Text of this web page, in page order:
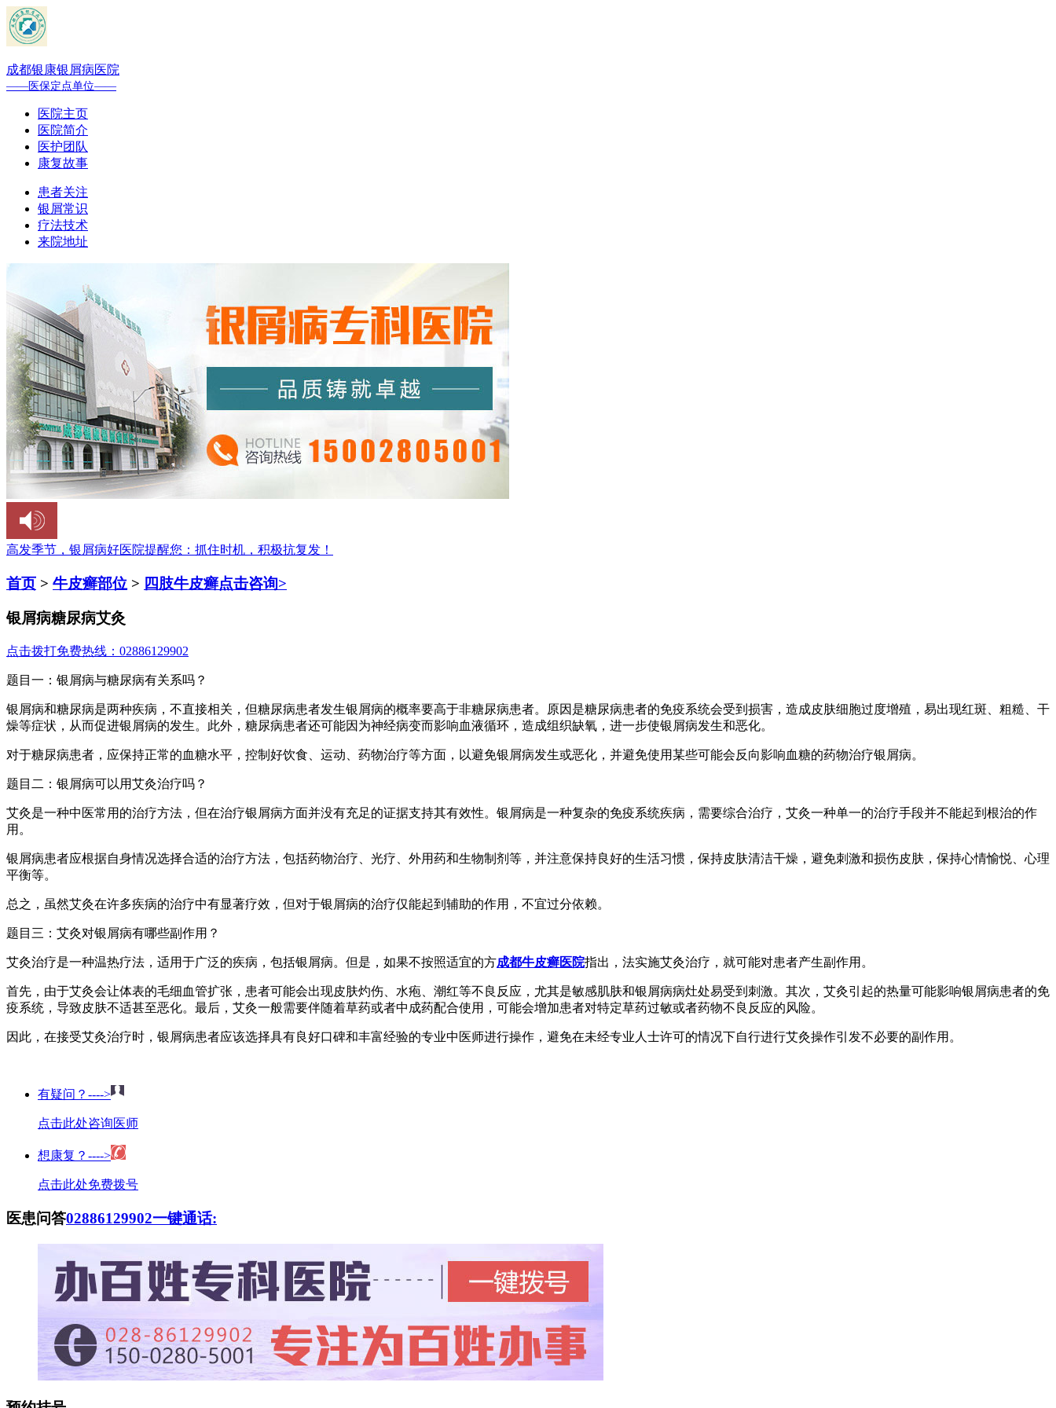
成都银康银屑病医院
——医保定点单位——
医院主页
医院简介
医护团队
康复故事
患者关注
银屑常识
疗法技术
来院地址
高发季节，银屑病好医院提醒您： 抓住时机，积极抗复发！
首页 > 牛皮癣部位 > 四肢牛皮癣点击咨询>
银屑病糖尿病艾灸
点击拨打免费热线：02886129902
题目一：银屑病与糖尿病有关系吗？
银屑病和糖尿病是两种疾病，不直接相关，但糖尿病患者发生银屑病的概率要高于非糖尿病患者。原因是糖尿病患者的免疫系统会受到损害，造成皮肤细胞过度增殖，易出现红斑、粗糙、干
燥等症状，从而促进银屑病的发生。此外，糖尿病患者还可能因为神经病变而影响血液循环，造成组织缺氧，进一步使银屑病发生和恶化。
对于糖尿病患者，应保持正常的血糖水平，控制好饮食、运动、药物治疗等方面，以避免银屑病发生或恶化，并避免使用某些可能会反向影响血糖的药物治疗银屑病。
题目二：银屑病可以用艾灸治疗吗？
艾灸是一种中医常用的治疗方法，但在治疗银屑病方面并没有充足的证据支持其有效性。银屑病是一种复杂的免疫系统疾病，需要综合治疗，艾灸一种单一的治疗手段并不能起到根治的作
用。
银屑病患者应根据自身情况选择合适的治疗方法，包括药物治疗、光疗、外用药和生物制剂等，并注意保持良好的生活习惯，保持皮肤清洁干燥，避免刺激和损伤皮肤，保持心情愉悦、心理
平衡等。
总之，虽然艾灸在许多疾病的治疗中有显著疗效，但对于银屑病的治疗仅能起到辅助的作用，不宜过分依赖。
题目三：艾灸对银屑病有哪些副作用？
艾灸治疗是一种温热疗法，适用于广泛的疾病，包括银屑病。但是，如果不按照适宜的方成都牛皮癣医院指出，法实施艾灸治疗，就可能对患者产生副作用。
首先，由于艾灸会让体表的毛细血管扩张，患者可能会出现皮肤灼伤、水疱、潮红等不良反应，尤其是敏感肌肤和银屑病病灶处易受到刺激。其次，艾灸引起的热量可能影响银屑病患者的免
疫系统，导致皮肤不适甚至恶化。最后，艾灸一般需要伴随着草药或者中成药配合使用，可能会增加患者对特定草药过敏或者药物不良反应的风险。
因此，在接受艾灸治疗时，银屑病患者应该选择具有良好口碑和丰富经验的专业中医师进行操作，避免在未经专业人士许可的情况下自行进行艾灸操作引发不必要的副作用。
有疑问？---->
点击此处咨询医师
想康复？---->
点击此处免费拨号
医患问答02886129902一键通话: